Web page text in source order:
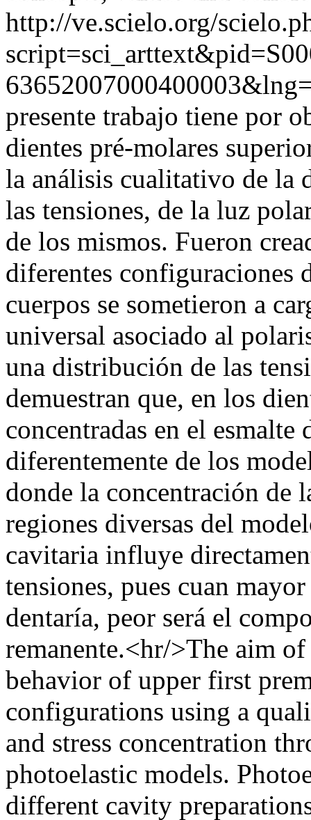
http://ve.scielo.org/
presente trabajo tiene por
dientes pré-molares
la análisis cualitativo de la
las tensiones, de la luz
de los mismos. Fueron
diferentes configuraciones
cuerpos se sometieron a
universal asociado al
una distribución de las
demuestran que, en los
concentradas en el esmalte
diferentemente de los
donde la concentración de
regiones diversas del
cavitaria influye
tensiones, pues cuan
dentaría, peor será el
remanente.<hr/>The aim
behavior of upper first
configurations using a
and stress concentration
photoelastic models.
different cavity